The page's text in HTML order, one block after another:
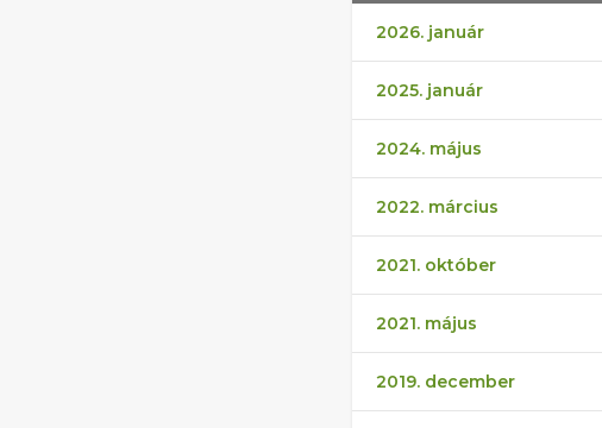
2026. január
2025. január
2024. május
2022. március
2021. október
2021. május
2019. december